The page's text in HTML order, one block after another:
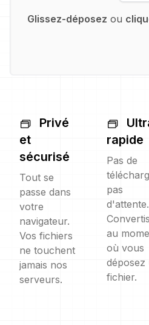
Glissez-déposez ou
Privé
et
sécurisé
Tout se
passe dans
votre
navigateur.
Vos fichiers
ne touchent
jamais nos
serveurs.
rapide
Pas de
pas
d'attente.
au
où vous
déposez
fichier.